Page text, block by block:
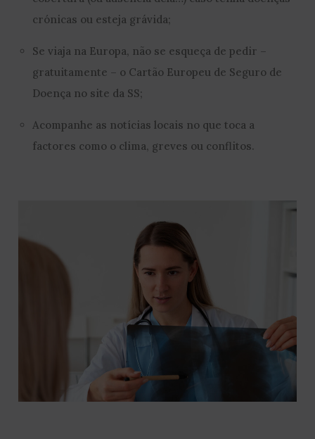
crónicas ou esteja grávida;
Se viaja na Europa, não se esqueça de pedir –
gratuitamente – o Cartão Europeu de Seguro de
Doença no site da SS;
Acompanhe as notícias locais no que toca a
factores como o clima, greves ou conflitos.